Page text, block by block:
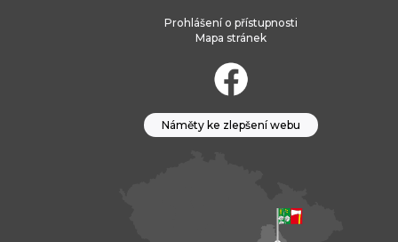
Prohlášení o přístupnosti
Mapa stránek
Náměty ke zlepšení webu